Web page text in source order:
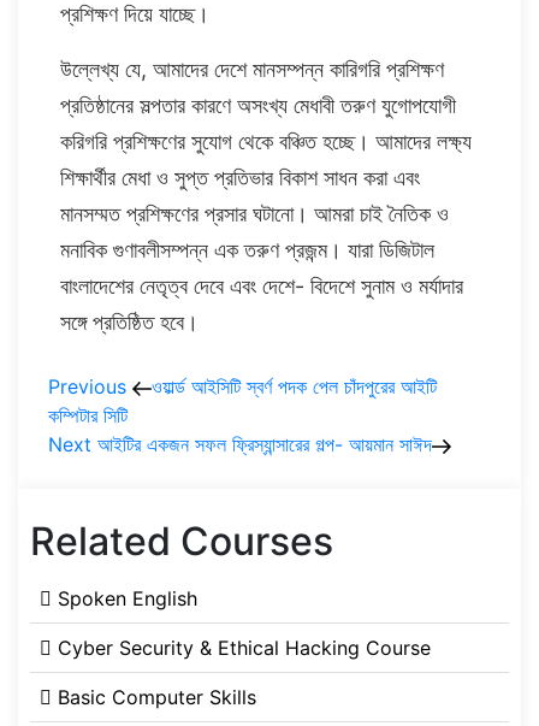
প্রশিক্ষণ দিয়ে যাচ্ছে।
উল্লেখ্য যে, আমাদের দেশে মানসম্পন্ন কারিগরি প্রশিক্ষণ
প্রতিষ্ঠানের সল্পতার কারণে অসংখ্য মেধাবী তরুণ যুগোপযোগী
করিগরি প্রশিক্ষণের সুযোগ থেকে বঞ্চিত হচ্ছে। আমাদের লক্ষ্য
শিক্ষার্থীর মেধা ও সুপ্ত প্রতিভার বিকাশ সাধন করা এবং
মানসম্মত প্রশিক্ষণের প্রসার ঘটানো। আমরা চাই নৈতিক ও
মনাবিক গুণাবলীসম্পন্ন এক তরুণ প্রজন্ম। যারা ডিজিটাল
বাংলাদেশের নেতৃত্ব দেবে এবং দেশে- বিদেশে সুনাম ও মর্যাদার
সঙ্গে প্রতিষ্ঠিত হবে।
Post
navigation
Previous
ওয়ার্ল্ড আইসিটি স্বর্ণ পদক পেল চাঁদপুরের আইটি
কম্পিটার সিটি
Next আইটির একজন সফল ফ্রিস্যান্সারের গল্প- আয়মান সাঈদ
Related Courses
Spoken English
Cyber Security & Ethical Hacking Course
Basic Computer Skills